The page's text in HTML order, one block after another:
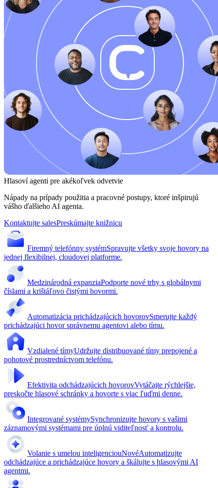
Hlasoví agenti pre akékoľvek odvetvie
Nápady na prípady použitia a pracovné postupy, ktoré inšpirujú
vášho ďalšieho AI agenta.
Kontaktujte salesPreskúmajte knižnicu
Firemný telefónny systémSpravujte všetky svoje hovory na
jednej flexibilnej, cloudovej platforme.
Medzinárodná expanziaPodporte nové trhy s globálnymi
číslami a krištáľovo čistými hovormi.
Automatizácia prichádzajúcich hovorovSmerujte každý
prichádzajúci hovor správnemu agentovi alebo tímu.
Vzdialené tímyUdržujte distribuované tímy prepojené a
pohotové prostredníctvom telefónu.
Efektivita odchádzajúcich hovorovVytáčajte rýchlejšie,
preskočte hlasové schránky a hovorte s viac ľuďmi denne.
Integrované systémySynchronizujte hovory s vašimi
záznamovými systémami pre úplnú viditeľnosť a kontrolu.
Volanie s umelou inteligenciouNovéAutomatizujte
odchádzajúce a prichádzajúce hovory a škálujte s hlasovými AI
agentmi.